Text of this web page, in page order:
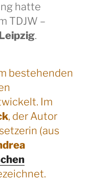
hatte
TDJW –
.
bestehenden
Im
, der Autor
(aus